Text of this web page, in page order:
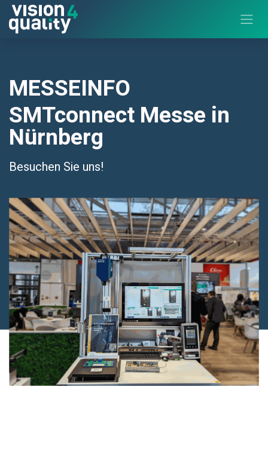
Zum Inhalt springen
MESSEINFO
SMTconnect Messe in
Nürnberg
Besuchen Sie uns!